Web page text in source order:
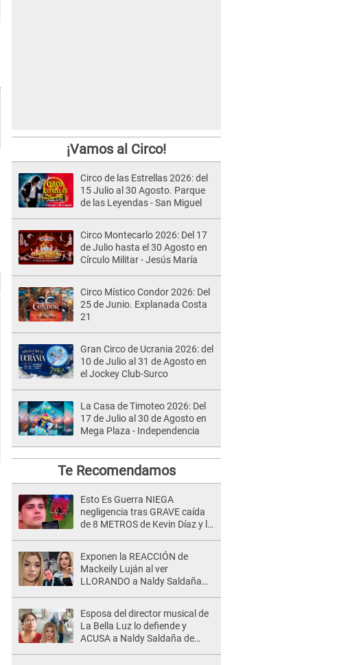
¡Vamos al Circo!
Circo de las Estrellas 2026: del
15 Julio al 30 Agosto. Parque
de las Leyendas - San Miguel
Circo Montecarlo 2026: Del 17
de Julio hasta el 30 Agosto en
Círculo Militar - Jesús María
Circo Místico Condor 2026: Del
25 de Junio. Explanada Costa
21
Gran Circo de Ucrania 2026: del
10 de Julio al 31 de Agosto en
el Jockey Club-Surco
La Casa de Timoteo 2026: Del
17 de Julio al 30 de Agosto en
Mega Plaza - Independencia
Te Recomendamos
Esto Es Guerra NIEGA
negligencia tras GRAVE caída
de 8 METROS de Kevin Díaz y lo
Exponen la REACCIÓN de
Mackeily Luján al ver
LLORANDO a Naldy Saldaña
Esposa del director musical de
La Bella Luz lo defiende y
ACUSA a Naldy Saldaña de